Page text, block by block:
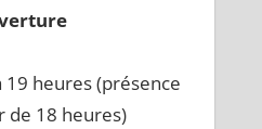
19 heures (présence
de 18 heures)